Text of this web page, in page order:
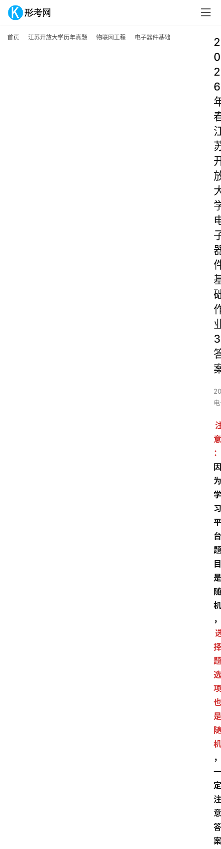
首页 江苏开放大学历年真题 物联网工程 电子器件基础
2
0
2
6
3
意
：
因
为
学
习
平
台
题
目
是
随
机
，
择
题
选
项
也
是
随
机
，
一
定
注
意
答
案